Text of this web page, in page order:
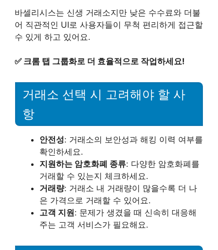
바셀리시스는 신생 거래소지만 낮은 수수료와 더불
어 직관적인 UI로 사용자들이 무척 편리하게 접근할
수 있게 하고 있어요.
✅ 크롬 탭 그룹화로 더 효율적으로 작업하세요!
거래소 선택 시 고려해야 할 사
항
안전성: 거래소의 보안성과 해킹 이력 여부를
확인하세요.
지원하는 암호화폐 종류: 다양한 암호화폐를
거래할 수 있는지 체크하세요.
거래량: 거래소 내 거래량이 많을수록 더 나
은 가격으로 거래할 수 있어요.
고객 지원: 문제가 생겼을 때 신속히 대응해
주는 고객 서비스가 필요해요.